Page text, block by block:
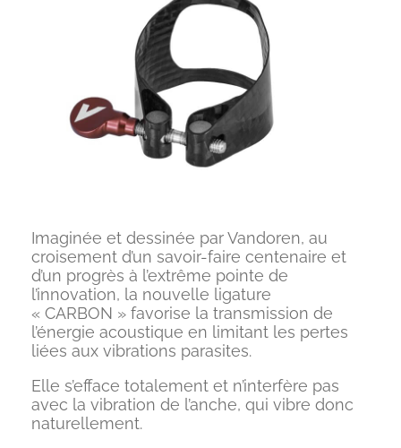
Imaginée et dessinée par Vandoren, au
croisement d’un savoir-faire centenaire et
d’un progrès à l’extrême pointe de
l’innovation, la nouvelle ligature
« CARBON » favorise la transmission de
l’énergie acoustique en limitant les pertes
liées aux vibrations parasites.
Elle s’efface totalement et n’interfère pas
avec la vibration de l’anche, qui vibre donc
naturellement.